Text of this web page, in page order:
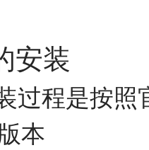
安装
过程是按照
本